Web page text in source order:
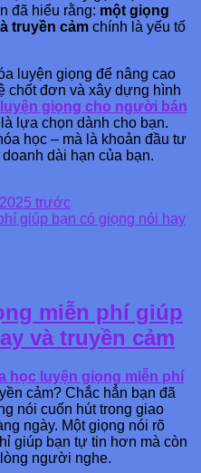
đã hiểu rằng: một giọng
truyền cảm chính là yếu tố
luyện giọng để nâng cao
chốt đơn và xây dựng hình
giọng cho người bán
lựa chọn dành cho bạn.
học – mà là khoản đầu tư
dài hạn của bạn.
trước
miễn phí giúp
và truyền cảm
học luyện giọng miễn phí
cảm? Chắc hẳn bạn đã
nói cuốn hút trong giao
ngày. Một giọng nói rõ
giúp bạn tự tin hơn mà còn
người nghe.